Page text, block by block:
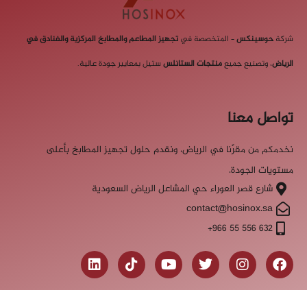
شركة حوسينكس– المتخصصة في تجهيز المطاعم والمطابخ المركزية والفنادق في
الرياض، وتصنيع جميعمنتجات الستانلس ستيل بمعايير جودة عالية.
تواصل معنا
نخدمكم من مقرّنا في الرياض، ونقدم حلول تجهيز المطابخ بأعلى
مستويات الجودة.
شارع قصر العوراء حي المشاعل الرياض السعودية
contact@hosinox.sa
‎+966 55 556 632